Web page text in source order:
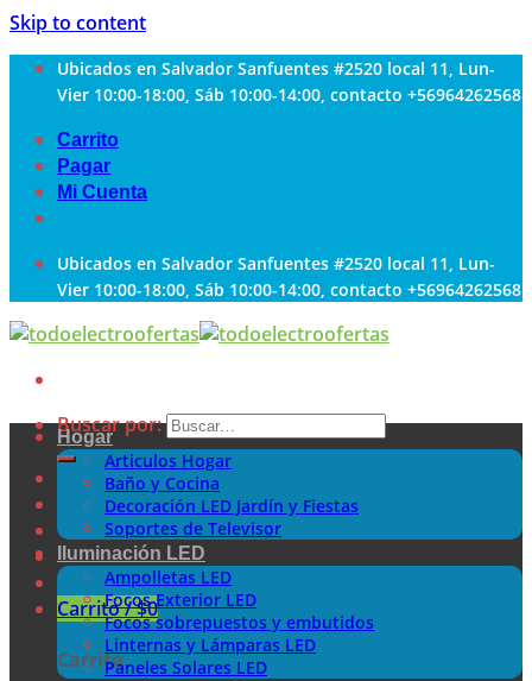
Skip to content
Ubicados en Salvador Sanfuentes #2520 local 11, Lun-
Vier 10:00-18:00, Sáb 10:00-14:00, contacto +56964262568
Carrito
Pagar
Mi Cuenta
Ubicados en Salvador Sanfuentes #2520 local 11, Lun-
Vier 10:00-18:00, Sáb 10:00-14:00, contacto +56964262568
Buscar por:
Carrito /$0
Carrito
Hogar
Articulos Hogar
Baño y Cocina
Decoración LED Jardín y Fiestas
Soportes de Televisor
Iluminación LED
Ampolletas LED
Focos Exterior LED
Focos sobrepuestos y embutidos
Linternas y Lámparas LED
Paneles Solares LED